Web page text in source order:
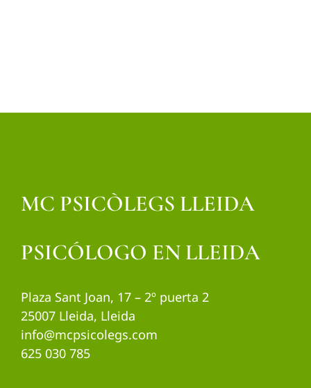
MC PSICÒLEGS LLEIDA
PSICÓLOGO EN LLEIDA
Plaza Sant Joan, 17 – 2º puerta 2
25007 Lleida, Lleida
info@mcpsicolegs.com
625 030 785